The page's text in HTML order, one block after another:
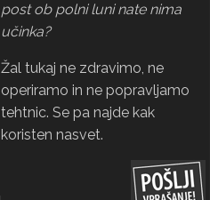
post ob polni luni nate nima
učinka?
Žal tukaj ne zdravimo, ne
operiramo in ne popravljamo
tehtnic. Se pa najde kak
koristen nasvet.